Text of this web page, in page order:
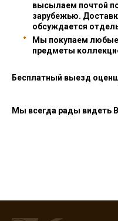
высылаем почтой
зарубежью.
обсуждается
Мы покупаем
предметы
Бесплатный выезд
Мы всегда рады видеть